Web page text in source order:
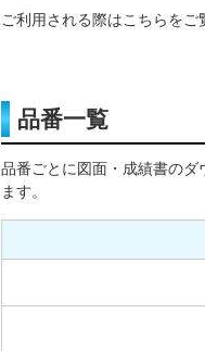
ご利用される際はこちらをご
品番一覧
品番ごとに図面・成績書のダ
ます。